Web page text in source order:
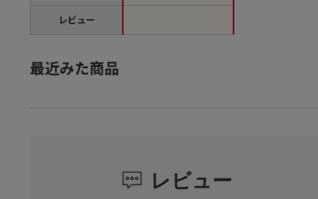
レビュー
最近みた商品
レビュー